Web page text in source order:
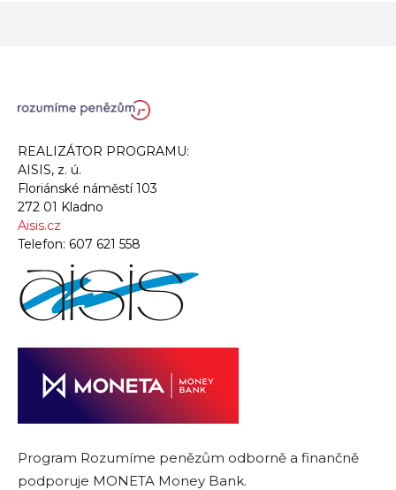
REALIZÁTOR PROGRAMU:
AISIS, z. ú.
Floriánské náměstí 103
272 01 Kladno
Aisis.cz
Telefon: 607 621 558
Program Rozumíme penězům odborně a finančně
podporuje MONETA Money Bank.